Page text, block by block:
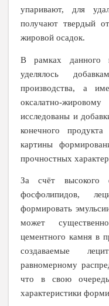
упаривают, для
получают твердый
жировой осадок.
В рамках данного
уделялось
производства, а
оксалатно-
исследованы и
конечного
картины
прочностных
За счёт высокого
фосфолипидов,
формировать
может
цементного камня в
создаваемые
равномерному
что в свою
характеристики